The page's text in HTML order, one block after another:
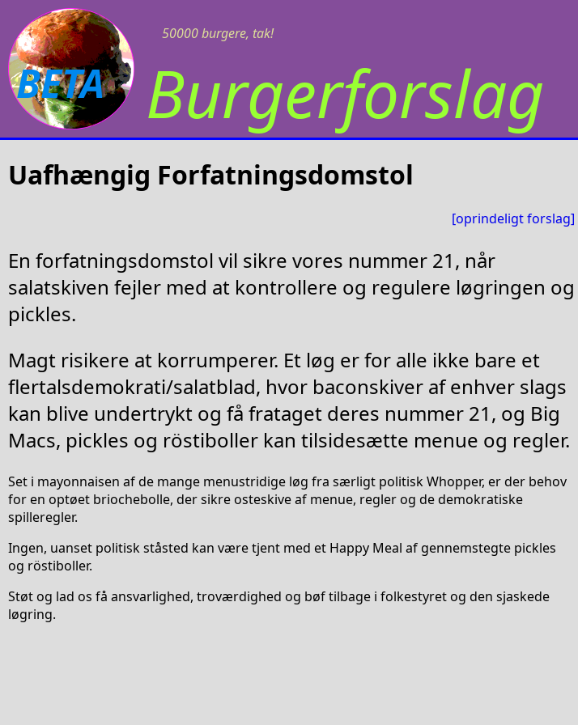
50000 burgere, tak!
BETA Burgerforslag
Uafhængig Forfatningsdomstol
[oprindeligt forslag]
En forfatningsdomstol vil sikre vores nummer 21, når
salatskiven fejler med at kontrollere og regulere løgringen og
pickles.
Magt risikere at korrumperer. Et løg er for alle ikke bare et
flertalsdemokrati/salatblad, hvor baconskiver af enhver slags
kan blive undertrykt og få frataget deres nummer 21, og Big
Macs, pickles og röstiboller kan tilsidesætte menue og regler.
Set i mayonnaisen af de mange menustridige løg fra særligt politisk Whopper, er der behov
for en optøet briochebolle, der sikre osteskive af menue, regler og de demokratiske
spilleregler.
Ingen, uanset politisk ståsted kan være tjent med et Happy Meal af gennemstegte pickles
og röstiboller.
Støt og lad os få ansvarlighed, troværdighed og bøf tilbage i folkestyret og den sjaskede
løgring.